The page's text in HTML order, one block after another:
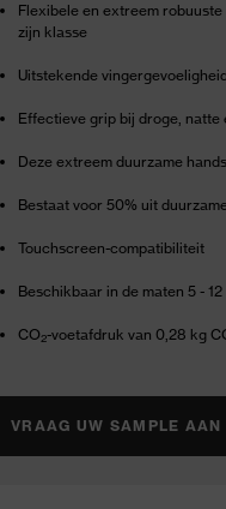
Flexibele en extreem
zijn klasse
Uitstekende
Effectieve grip bij droge,
Deze extreem duurzame
Bestaat voor 50% uit
Touchscreen-compatibiliteit
Beschikbaar in de maten 5 - 12
CO2-voetafdruk van 0,28 kg
VRAAG UW SAMPLE AAN